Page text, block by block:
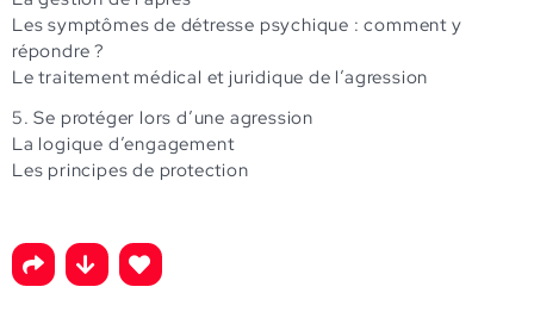
Les symptômes de détresse psychique : comment y
répondre ?
Le traitement médical et juridique de l’agression
5. Se protéger lors d’une agression
La logique d’engagement
Les principes de protection